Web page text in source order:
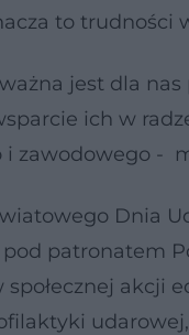
to trudności
jest dla
ich w
i zawodowego -
Dnia
patronatem
społecznej akcji